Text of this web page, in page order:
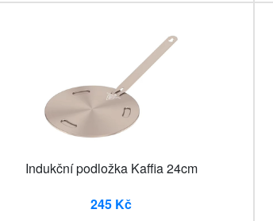
Indukční podložka Kaffia 24cm
245 Kč